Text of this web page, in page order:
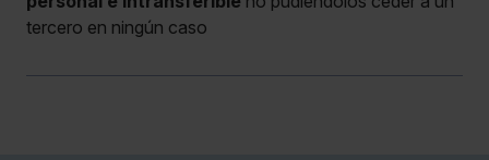
tercero en ningún caso